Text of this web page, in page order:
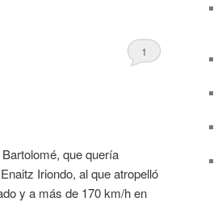
1
que quería
Iriondo, al que atropelló
y a más de 170 km/h en